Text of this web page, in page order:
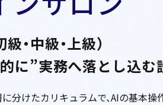
・中級・上級）
に”実務へ落とし込む
に分けたカリキュラムで、AIの基本